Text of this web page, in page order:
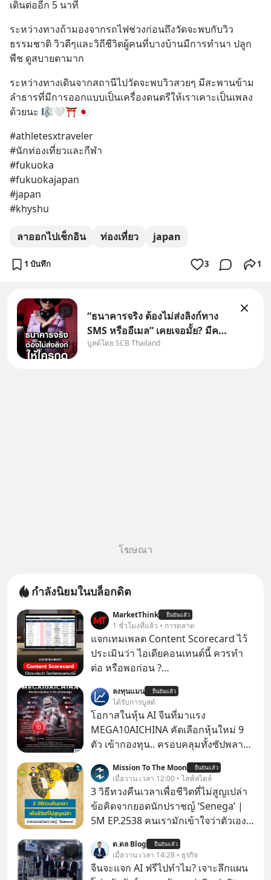
เดินต่ออีก 5 นาที
ระหว่างทางถ้ามองจากรถไฟช่วงก่อนถึงวัดจะพบกับวิว
ธรรมชาติ วิวดีๆและวิถีชีวิตผู้คนที่บางบ้านมีการทำนา ปลูก
พืช ดูสบายตามาก
ระหว่างทางเดินจากสถานีไปวัดจะพบวิวสวยๆ มีสะพานข้าม
ลำธารที่มีการออกแบบเป็นเครื่องดนตรีให้เราเคาะเป็นเพลง
ด้วยนะ 🎼🤍⛩️🇯🇵
#athletesxtraveler
#นักท่องเที่ยวและกีฬา
#fukuoka
#fukuokajapan
#japan
#khyshu
ลาออกไปเช็กอิน ท่องเที่ยว japan
1 บันทึก 3 1
“ธนาคารจริง ต้องไม่ส่งลิงก์ทาง
SMS หรืออีเมล” เคยเจอมั้ย? มีคน
อ้างว่าโทรจากธนาคาร บอกว่า
บูสต์โดย SCB Thailand
โฆษณา
กำลังนิยมในบล็อกดิต
MarketThink ยืนยันแล้ว
1 ชั่วโมงที่แล้ว • การตลาด
แจกเทมเพลต Content Scorecard ไว้
ประเมินว่า ไอเดียคอนเทนต์นี้ ควรทำ
ต่อ หรือพอก่อน ?
eets/d/1J0ZkTtNLjIWLZaxcK2dVL40i
MZl4127-t4nWawpiK5I/copy
ลงทุนแมน ยืนยันแล้ว
ได้รับการบูสต์
โอกาสในหุ้น AI จีนที่มาแรง
MEGA10AICHINA คัดเลือกหุ้นใหม่ 9
ตัว เข้ากองทุน.. ครอบคลุมทั้งซัปพลาย
โปรโมชัน ลด 50% ค่าธรรมเนียมซื้อ |
ยอด 2 ล้านบาทขึ้นไป ฟรีค่าธรรมเนียม
ซื้อ
Mission To The Moon ยืนยันแล้ว
เมื่อวาน เวลา 12:00 • ไลฟ์สไตล์
3 วิธีทวงคืนเวลาเพื่อชีวิตที่ไม่สูญเปล่า
ข้อคิดจากยอดนักปราชญ์ ‘Senega’ |
5M EP.2538 คนเรามักเข้าใจว่าตัวเอง
แห่งยุคโรมันได้กล่าวถึง ‘เวลา’ อันเป็น
ทรัพย์ที่มีค่าที่สุดเอาไว้เมื่อราวๆ 2,000
ด.ดล Blog ยืนยันแล้ว
เมื่อวาน เวลา 14:28 • ธุรกิจ
จีนจะแจก AI ฟรีไปทำไม? เจาะลึกแผน